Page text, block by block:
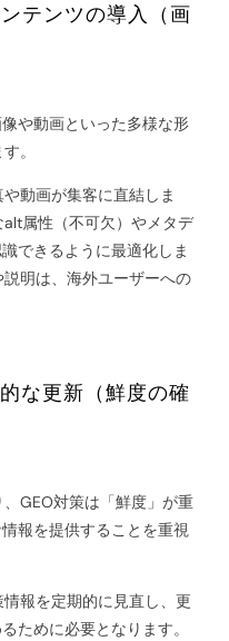
テンツの導入（画
や動画といった多様な形
。
動画が集客に直結しま
属性（不可欠）やメタデ
できるように最適化しま
明は、海外ユーザーへの
な更新（鮮度の確
GEO対策は「鮮度」が重
報を提供することを重視
報を定期的に見直し、更
ために必要となります。